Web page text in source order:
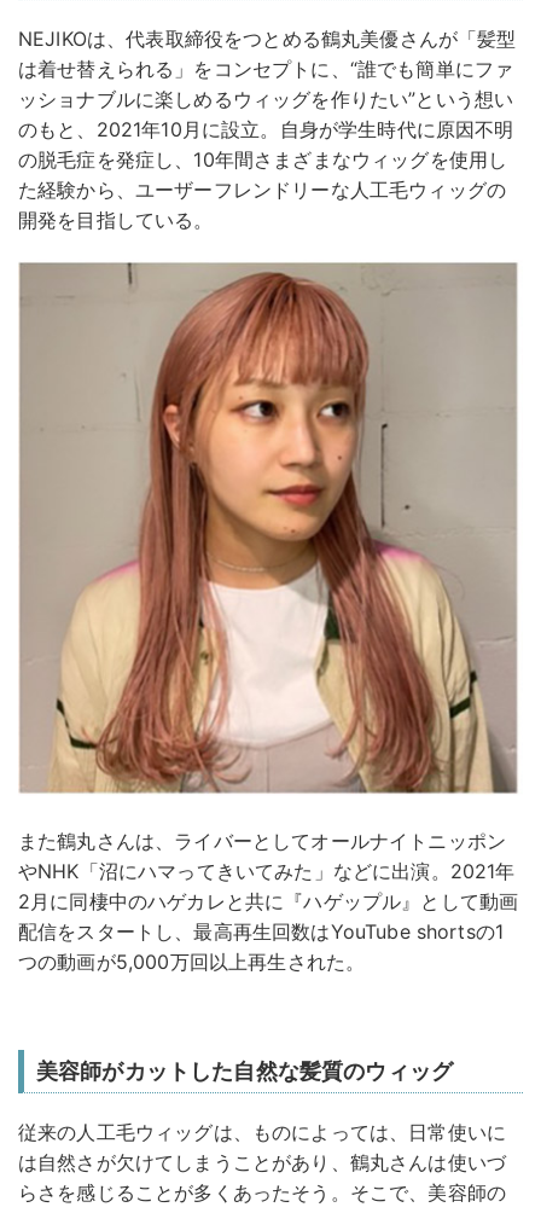
NEJIKOは、代表取締役をつとめる鶴丸美優さんが「髪型
は着せ替えられる」をコンセプトに、“誰でも簡単にファ
ッショナブルに楽しめるウィッグを作りたい”という想い
のもと、2021年10月に設立。自身が学生時代に原因不明
の脱毛症を発症し、10年間さまざまなウィッグを使用し
た経験から、ユーザーフレンドリーな人工毛ウィッグの
開発を目指している。
また鶴丸さんは、ライバーとしてオールナイトニッポン
やNHK「沼にハマってきいてみた」などに出演。2021年
2月に同棲中のハゲカレと共に『ハゲップル』として動画
配信をスタートし、最高再生回数はYouTube shortsの1
つの動画が5,000万回以上再生された。
美容師がカットした自然な髪質のウィッグ
従来の人工毛ウィッグは、ものによっては、日常使いに
は自然さが欠けてしまうことがあり、鶴丸さんは使いづ
らさを感じることが多くあったそう。そこで、美容師の